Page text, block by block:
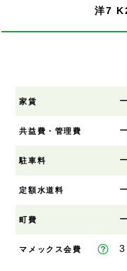
洋7
家賃
共益費・管理費
駐車料
定額水道料
町費
マメックス会費